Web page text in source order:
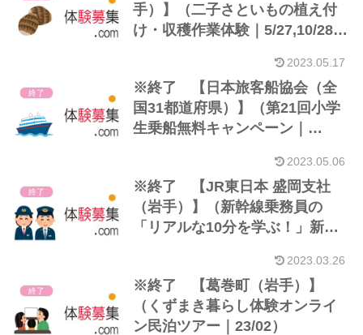
手）】（二子さといもの植え付
け・収穫作業体験｜5/27,10/28）
2023.05.17
終了
※終了 【日本旅客船協会（全
国31都道府県）】（第21回小学
生乗船無料キャンペーン｜
2023.05.06
終了
※終了 【JR東日本 盛岡支社
（岩手）】（新幹線乗務員の
「リアルな10分を学ぶ！」新幹
盛岡｜23/03）※小学生＋保護者
2023.03.26
終了
※終了 【葛巻町（岩手）】
（くずまき暮らし体験オンライ
ン民泊ツアー｜23/02）